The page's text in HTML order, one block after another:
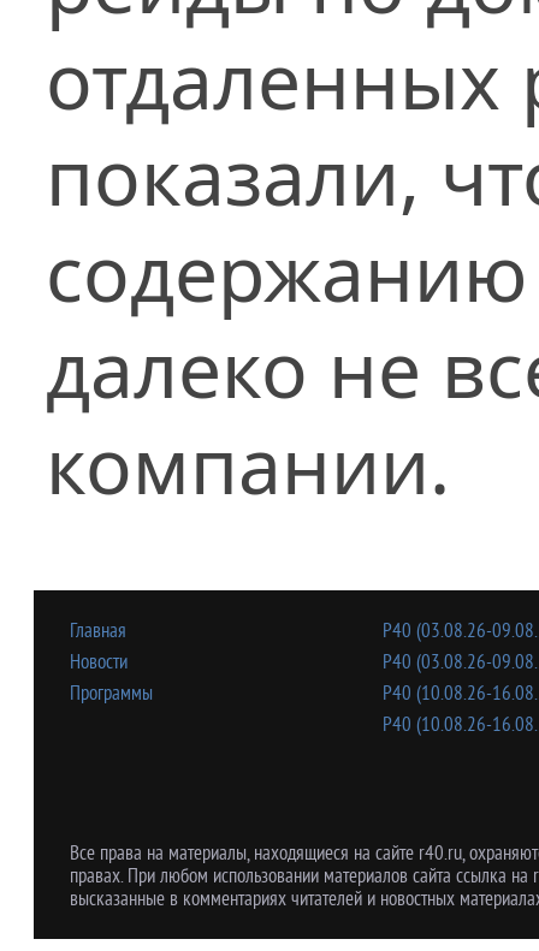
отдаленных
показали,
далеко не
компании.
Главная
Новости
Программы
Р40 (03.08.26-
Р40 (03.08.26-
Р40 (10.08.26-
Р40 (10.08.26-
Все права на материалы, находящиеся на сайте r40.ru,
правах. При любом использовании материалов сайта ссылка
высказанные в комментариях читателей и новостных